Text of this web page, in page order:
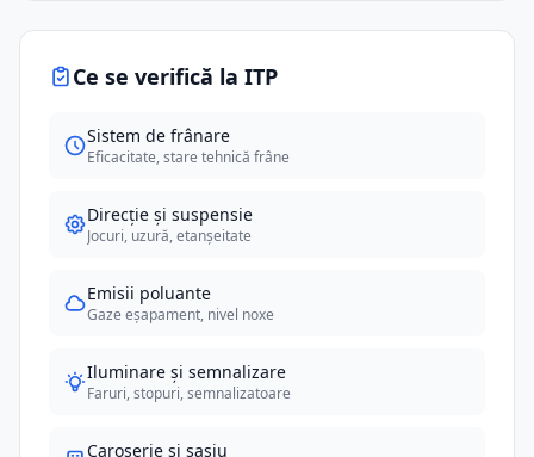
Ce se verifică la ITP
Sistem de frânare
Eficacitate, stare tehnică frâne
Direcție și suspensie
Jocuri, uzură, etanșeitate
Emisii poluante
Gaze eșapament, nivel noxe
Iluminare și semnalizare
Faruri, stopuri, semnalizatoare
Caroserie și șasiu